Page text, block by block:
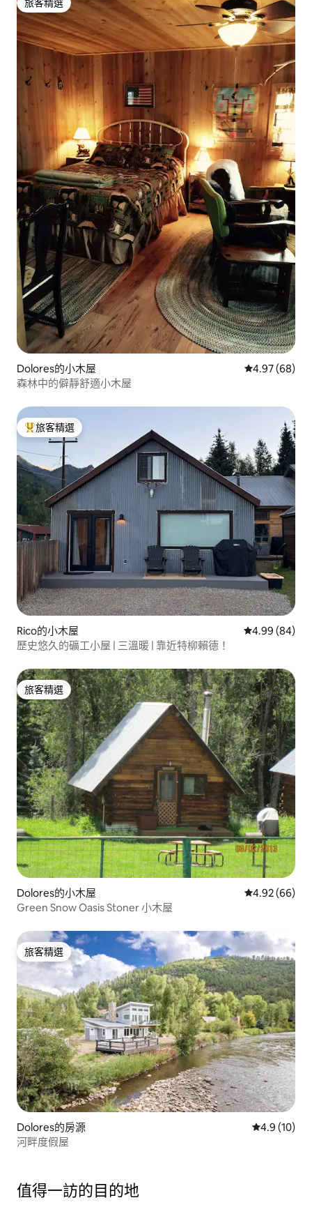
旅客精選
旅客精選
Dolores的小木屋 從 68 則評價
4.97 (68)
森林中的僻靜舒適小木屋
旅客精選榜首
旅客精選
Rico的小木屋 從 84 則評價
4.99 (84)
歷史悠久的礦工小屋 | 三溫暖 | 靠近特柳賴德！
旅客精選
旅客精選
Dolores的小木屋 從 66 則評價
4.92 (66)
Green Snow Oasis Stoner 小木屋
旅客精選
旅客精選
Dolores的房源 從 10 則評
4.9 (10)
河畔度假屋
值得一訪的目的地